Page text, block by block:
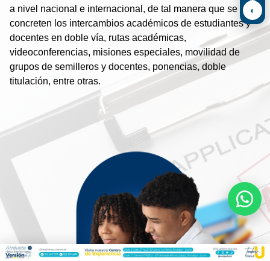
a nivel nacional e internacional, de tal manera que se
concreten los intercambios académicos de estudiantes y
docentes en doble vía, rutas académicas,
videoconferencias, misiones especiales, movilidad de
grupos de semilleros y docentes, ponencias, doble
titulación, entre otras.
◐